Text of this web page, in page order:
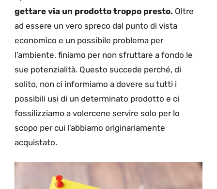
gettare via un prodotto troppo presto. Oltre
ad essere un vero spreco dal punto di vista
economico e un possibile problema per
l’ambiente, finiamo per non sfruttare a fondo le
sue potenzialità. Questo succede perché, di
solito, non ci informiamo a dovere su tutti i
possibili usi di un determinato prodotto e ci
fossilizziamo a volercene servire solo per lo
scopo per cui l’abbiamo originariamente
acquistato.